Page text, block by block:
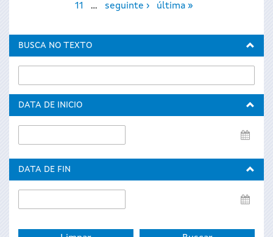
11
… seguinte › última »
BUSCA NO TEXTO
DATA DE INICIO
de
DATA DE FIN
de